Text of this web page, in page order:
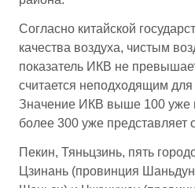
Согласно китайской
качества воздуха, чистым
показатель ИКВ не
считается неподходящим
Значение ИКВ выше 100 уже
более 300 уже представляет
Пекин, Тяньцзинь, пять
Цзинань (провинция